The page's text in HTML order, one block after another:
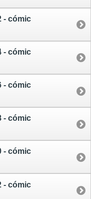
- cómic
- cómic
- cómic
- cómic
- cómic
- cómic